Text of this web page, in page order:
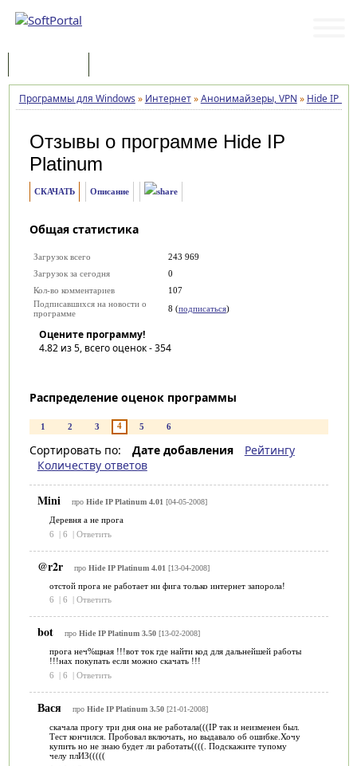
Программы для Windows » Интернет»Анонимайзеры, VPN » Hide IP
Отзывы о программе Hide IP
Platinum
СКАЧАТЬ Описание
Общая статистика
Загрузок всего
243 969
Загрузок за сегодня
0
Кол-во комментариев
107
Подписавшихся на новости о
программе
8 (подписаться)
Оцените программу!
4.82из 5, всего оценок -354
Распределение оценок программы
1 2 3 4 5 6
Сортировать по: Дате добавления
Рейтингу
Количеству ответов
Mini про Hide IP Platinum 4.01 [04-05-2008]
Деревня а не прога
6
| 6 | Ответить
@r2r про Hide IP Platinum 4.01 [13-04-2008]
отстой прога не работает ни фига только интернет запорола!
6
| 6 | Ответить
bot про Hide IP Platinum 3.50[13-02-2008]
прога неч%щная !!!вот ток где найти код для дальнейшей работы
!!!нах покупать если можно скачать !!!
6
| 6 | Ответить
Вася про Hide IP Platinum 3.50[21-01-2008]
скачала прогу три дня она не работала(((IP так и неизменен был.
Тест кончился. Пробовал включать, но выдавало об ошибке.Хочу
купить но не знаю будет ли работать((((. Подскажите тупому
челу плИЗ(((((